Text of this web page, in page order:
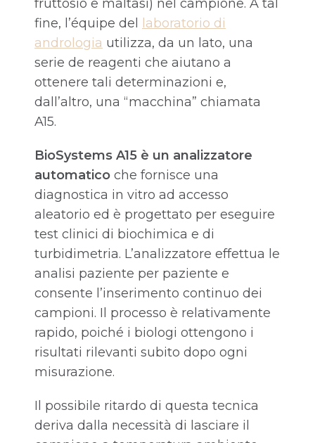
fruttosio e maltasi) nel campione. A tal
fine, l’équipe del laboratorio di
andrologia utilizza, da un lato, una
serie de reagenti che aiutano a
ottenere tali determinazioni e,
dall’altro, una “macchina” chiamata
A15.
BioSystems A15 è un analizzatore
automatico che fornisce una
diagnostica in vitro ad accesso
aleatorio ed è progettato per eseguire
test clinici di biochimica e di
turbidimetria. L’analizzatore effettua le
analisi paziente per paziente e
consente l’inserimento continuo dei
campioni. Il processo è relativamente
rapido, poiché i biologi ottengono i
risultati rilevanti subito dopo ogni
misurazione.
Il possibile ritardo di questa tecnica
deriva dalla necessità di lasciare il